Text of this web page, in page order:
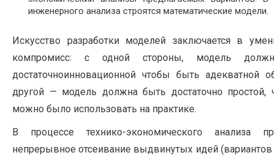
инженерного анализа строятся математические модели.
Искусство разработки моделей заключается в
компромисс: с одной стороны, модель
достаточноинновационной чтобы быть адекватной
другой — модель должна быть достаточно простой,
можно было использовать на практике.
В процессе технико-экономического анализа
непрерывное отсеивание выдвинутых идей